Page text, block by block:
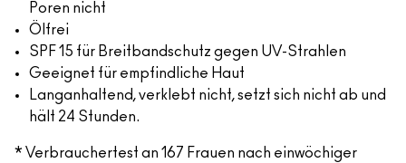
Poren nicht
Ölfrei
SPF 15 für Breitbandschutz gegen UV-Strahlen
Geeignet für empfindliche Haut
Langanhaltend, verklebt nicht, setzt sich nicht ab und
hält 24 Stunden.
* Verbrauchertest an 167 Frauen nach einwöchiger